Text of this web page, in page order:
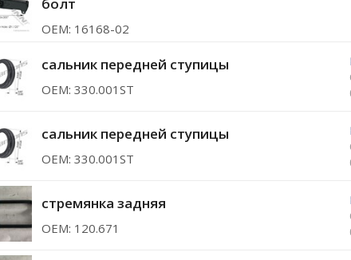
ОЕМ: 16168-02
сальник передней ступицы
ОЕМ: 330.001ST
сальник передней ступицы
ОЕМ: 330.001ST
стремянка задняя
ОЕМ: 120.671